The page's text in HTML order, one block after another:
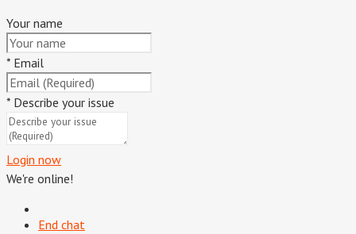
Your name
* Email
* Describe your issue
Login now
We're online!
End chat